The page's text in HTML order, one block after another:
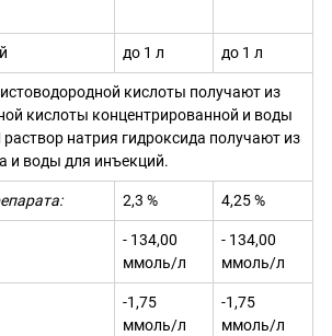
до 1 л до 1 л
кислоты получают из
кислоты концентрированной и воды
натрия гидроксида получают из
и воды для инъекций.
2,3 % 4,25 %
- 134,00
ммоль/л
- 134,00
ммоль/л
-1,75
ммоль/л
-1,75
ммоль/л